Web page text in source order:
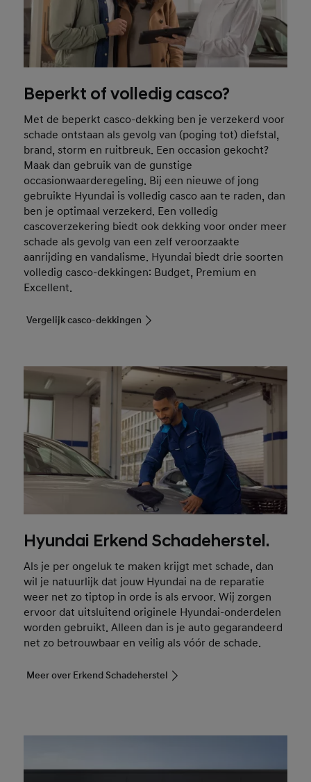
Beperkt of volledig casco?
Met de beperkt casco-dekking ben je verzekerd voor
schade ontstaan als gevolg van (poging tot) diefstal,
brand, storm en ruitbreuk. Een occasion gekocht?
Maak dan gebruik van de gunstige
occasionwaarderegeling. Bij een nieuwe of jong
gebruikte Hyundai is volledig casco aan te raden, dan
ben je optimaal verzekerd. Een volledig
cascoverzekering biedt ook dekking voor onder meer
schade als gevolg van een zelf veroorzaakte
aanrijding en vandalisme. Hyundai biedt drie soorten
volledig casco-dekkingen: Budget, Premium en
Excellent.
Vergelijk casco-dekkingen
Hyundai Erkend Schadeherstel.
Als je per ongeluk te maken krijgt met schade, dan
wil je natuurlijk dat jouw Hyundai na de reparatie
weer net zo tiptop in orde is als ervoor. Wij zorgen
ervoor dat uitsluitend originele Hyundai-onderdelen
worden gebruikt. Alleen dan is je auto gegarandeerd
net zo betrouwbaar en veilig als vóór de schade.
Meer over Erkend Schadeherstel